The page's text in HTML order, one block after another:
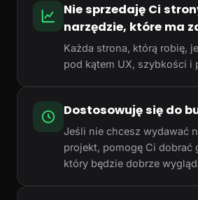
Nie sprzedaję Ci
narzędzie, które ma
Każda strona, którą robię,
pod kątem UX, szybkości i
Dostosowuję się do
Jeśli nie chcesz wydawać
projekt, pomogę Ci dobrać
który będzie dobrze